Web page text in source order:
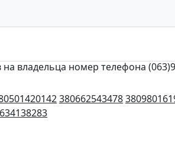
владельца номер телефона
380662543478